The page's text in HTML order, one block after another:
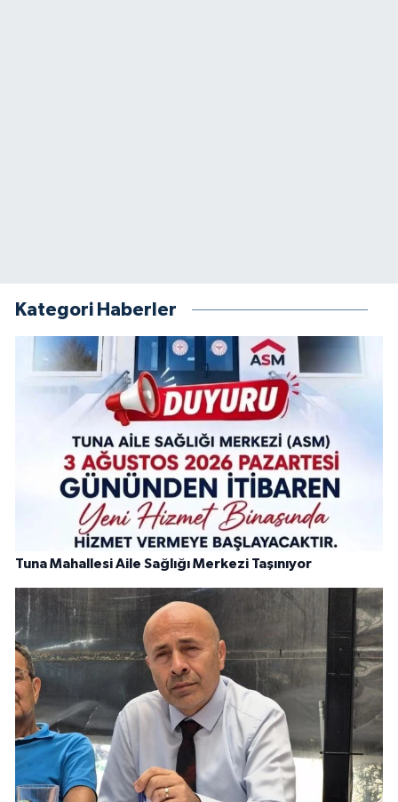
Kategori Haberler
Tuna Mahallesi Aile Sağlığı Merkezi Taşınıyor